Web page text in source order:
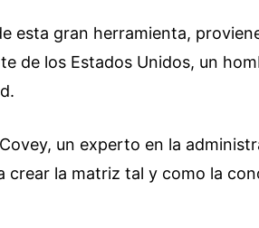
esta gran herramienta,
de los Estados Unidos, un
un experto en la
crear la matriz tal y como la